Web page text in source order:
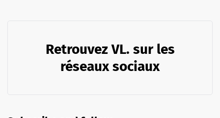
Retrouvez VL. sur les
réseaux sociaux